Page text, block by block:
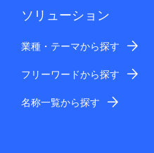
ソリューション
業種・テーマから探す
フリーワードから探す
名称一覧から探す